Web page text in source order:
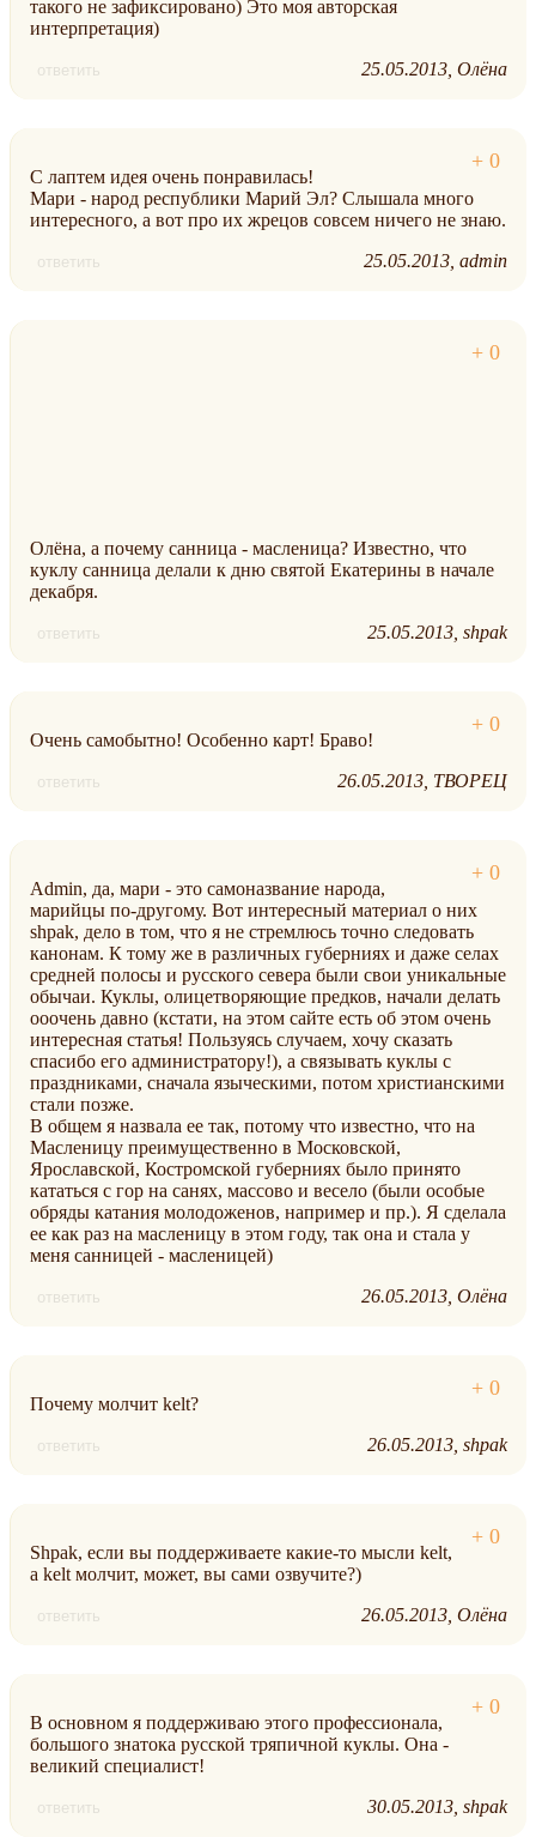
такого не зафиксировано) Это моя авторская
интерпретация)
ответить 25.05.2013 Олёна
С лаптем идея очень понравилась!
Мари - народ республики Марий Эл? Слышала много
интересного, а вот про их жрецов совсем ничего не знаю.
ответить 25.05.2013 admin
Олёна, а почему санница - масленица? Известно, что
куклу санница делали к дню святой Екатерины в начале
декабря.
ответить 25.05.2013 shpak
Очень самобытно! Особенно карт! Браво!
ответить 26.05.2013 ТВОРЕЦ
Admin, да, мари - это самоназвание народа,
марийцы по-другому. Вот интересный материал о них
shpak, дело в том, что я не стремлюсь точно следовать
канонам. К тому же в различных губерниях и даже селах
средней полосы и русского севера были свои уникальные
обычаи. Куклы, олицетворяющие предков, начали делать
ооочень давно (кстати, на этом сайте есть об этом очень
интересная статья! Пользуясь случаем, хочу сказать
спасибо его администратору!), а связывать куклы с
праздниками, сначала языческими, потом христианскими
стали позже.
В общем я назвала ее так, потому что известно, что на
Масленицу преимущественно в Московской,
Ярославской, Костромской губерниях было принято
кататься с гор на санях, массово и весело (были особые
обряды катания молодоженов, например и пр.). Я сделала
ее как раз на масленицу в этом году, так она и стала у
меня санницей - масленицей)
ответить 26.05.2013 Олёна
Почему молчит kelt?
ответить 26.05.2013 shpak
Shpak, если вы поддерживаете какие-то мысли kelt,
а kelt молчит, может, вы сами озвучите?)
ответить 26.05.2013 Олёна
В основном я поддерживаю этого профессионала,
большого знатока русской тряпичной куклы. Она -
великий специалист!
ответить 30.05.2013 shpak